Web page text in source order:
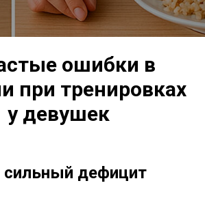
ошибки в
при тренировках
у девушек
дефицит